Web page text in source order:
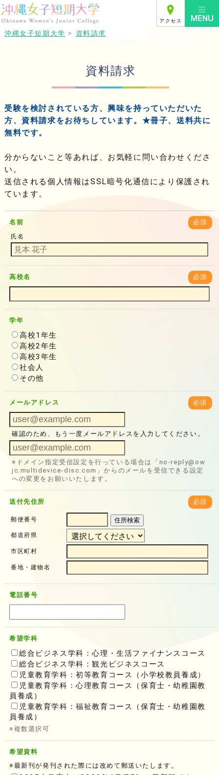
アクセス
沖縄女子短期大学 > 資料請求
資料請求
受験を検討されている方、興味を持っていただいた
方、資料請求をお待ちしています。★冊子、送料共に
無料です。
分からないこと等あれば、お気軽に問い合わせくださ
い。
送信される個人情報はSSL暗号化通信により保護され
ています。
名前 必須
氏名
高校名 必須
学年
高校1年生
高校2年生
高校3年生
社会人
その他
メールアドレス 必須
確認のため、もう一度メールアドレスを入力してください。
※ドメイン指定受信設定を行っている場合は「no-reply@ow
jc.multidevice-disc.com」からのメールを受信できる設定
への変更をお願いいたします。
送付先住所 必須
郵便番号 住所検索
都道府県
市区町村
番地・建物名
電話番号
希望学科
総合ビジネス学科：心理・生活ファイナンスコース
総合ビジネス学科：観光ビジネスコース
児童教育学科：初等教育コース（小学校教員養成）
児童教育学科：心理教育コース（保育士・幼稚園教
員養成）
児童教育学科：福祉教育コース（保育士・幼稚園教
員養成）
※複数選択可
希望資料
※最新刊が発刊された際には改めて郵送いたします。